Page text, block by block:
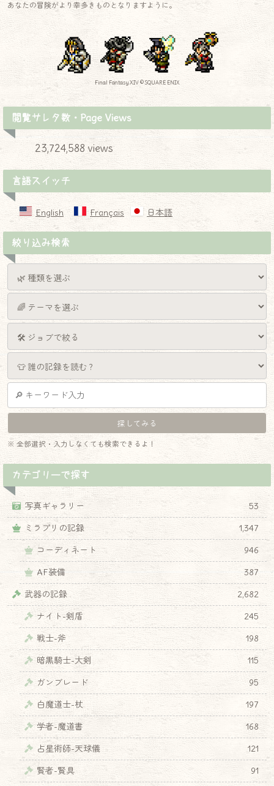
あなたの冒険がより幸多きものとなりますように。
Final Fantasy XIV © SQUARE ENIX
閲覧サレタ数・Page Views
23,724,588 views
言語スイッチ
English Français 日本語
絞り込み検索
※ 全部選択・入力しなくても検索できるよ！
カテゴリーで探す
写真ギャラリー
53
ミラプリの記録
1,347
コーディネート
946
AF装備
387
武器の記録
2,682
ナイト-剣盾
245
戦士-斧
198
暗黒騎士-大剣
115
ガンブレード
95
白魔道士-杖
197
学者-魔道書
168
占星術師-天球儀
121
賢者-賢具
91